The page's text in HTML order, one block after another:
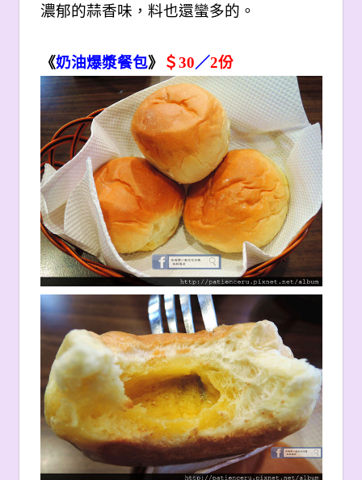
濃郁的蒜香味，料也還蠻多的。
《奶油爆漿餐包》 ＄30／2份